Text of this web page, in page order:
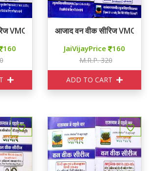
VMOU KOTA THIRD YEAR POLITICAL
160
आजाद वन वीक सीरिज VMOU
JaiVijayPrice 160
M.R.P. 320
ADD TO CART